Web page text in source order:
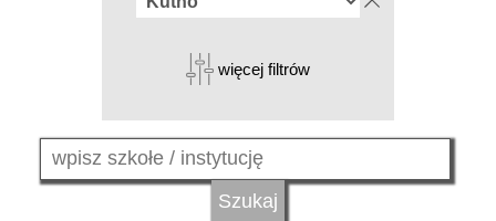
więcej filtrów